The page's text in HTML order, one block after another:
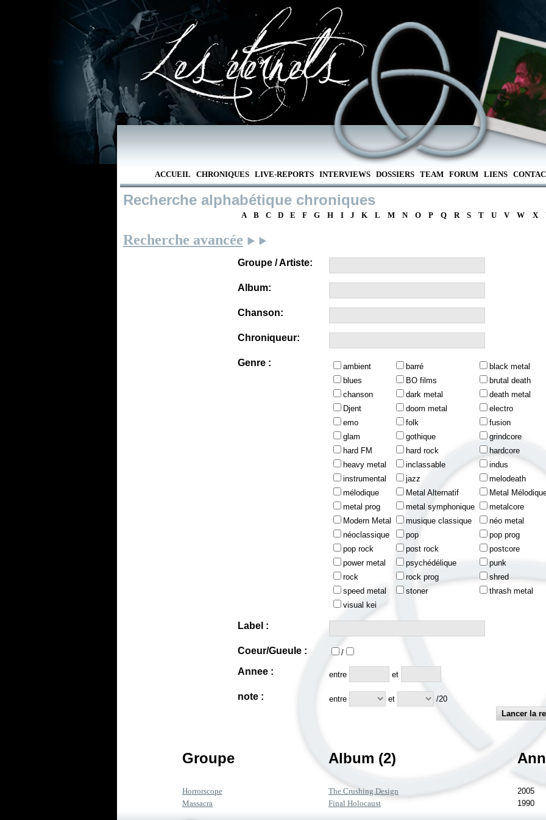
ACCUEIL CHRONIQUES LIVE-REPORTS INTERVIEWS DOSSIERS TEAM FORUM LIENS
Recherche alphabétique chroniques
A B C D E F G H I J K L M N O P Q R S T U V W X
Recherche avancée
Groupe / Artiste:
Album:
Chanson:
Chroniqueur:
Genre : ambient barré
black metal
blues
BO films
brutal death
chanson
dark metal
death metal
Djent
doom metal
electro
emo
folk
fusion
glam
gothique
grindcore
hard FM
hard rock
hardcore
heavy metal
inclassable
indus
instrumental
jazz
melodeath
mélodique
Metal Alternatif
Metal
metal prog
metal symphonique
metalcore
Modern Metal
musique classique
néo metal
néoclassique
pop
pop prog
pop rock
post rock
postcore
power metal
psychédélique
punk
rock
rock prog
shred
speed metal
stoner
thrash metal
visual kei
Label :
Coeur/Gueule : /
Annee : entre et
note : entre et /20
Groupe Album (2)
Horrorscope The Crushing Design
2005
Massacra
Final Holocaust 1990